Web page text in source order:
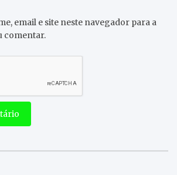
email e site neste navegador para a
comentar.